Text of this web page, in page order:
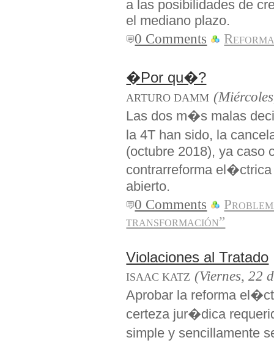
a las posibilidades de
el mediano plazo.
0 Comments
�Por qu�?
ARTURO DAMM
Las dos m�s malas
la 4T han sido, la
(octubre 2018), ya caso
contrarreforma
abierto.
0 Comments
transformación”
Violaciones al Tratado
ISAAC KATZ (Viernes, 22
Aprobar la reforma
certeza jur�dica
simple y sencillamente